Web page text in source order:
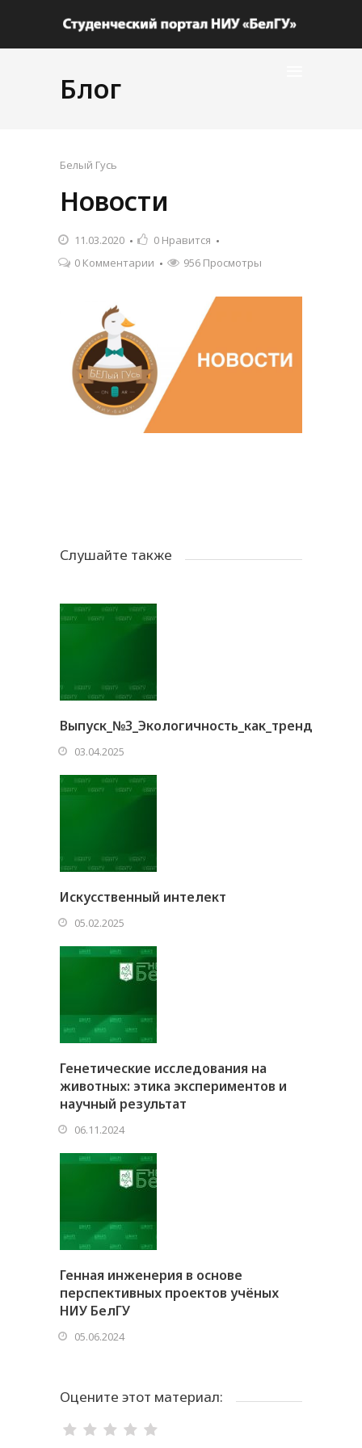
Блог
Белый Гусь
Новости
11.03.2020 0 Нравится
0 Комментарии
956 Просмотры
Слушайте также
Выпуск_№3_Экологичность_как_тренд
03.04.2025
Искусственный интелект
05.02.2025
Генетические исследования на
животных: этика экспериментов и
научный результат
06.11.2024
Генная инженерия в основе
перспективных проектов учёных
НИУ БелГУ
05.06.2024
Оцените этот материал: